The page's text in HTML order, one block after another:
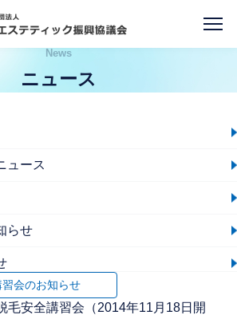
News
ニュース
ュース
らせ
習会のお知らせ
毛安全講習会（2014年11月18日開